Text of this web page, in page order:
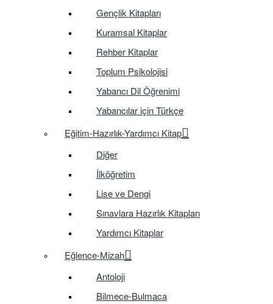
Gençlik Kitapları
Kuramsal Kitaplar
Rehber Kitaplar
Toplum Psikolojisi
Yabancı Dil Öğrenimi
Yabancılar için Türkçe
Eğitim-Hazırlık-Yardımcı Kitap
Diğer
İlköğretim
Lise ve Dengi
Sınavlara Hazırlık Kitapları
Yardımcı Kitaplar
Eğlence-Mizah
Antoloji
Bilmece-Bulmaca